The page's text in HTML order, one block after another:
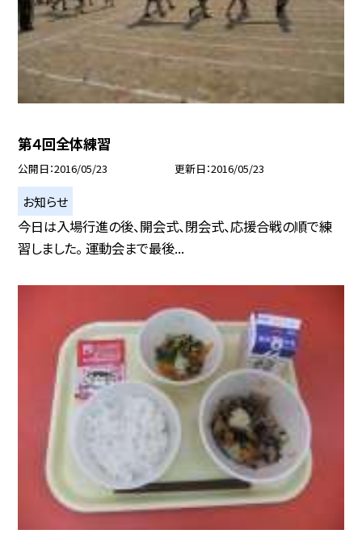
第４回全体練習
公開日 2016/05/23 更新日 2016/05/23
お知らせ
今日は入場行進の後、開会式、閉会式、応援合戦の順で練
習しました。 運動会まで最後...